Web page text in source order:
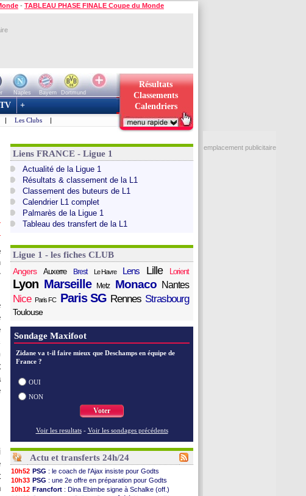
- TABLEAU PHASE FINALE Coupe du Monde
Naples Bayern
Dortmund
Résultats
Classements
Calendriers
TV +
| Les Clubs |
Liens FRANCE - Ligue 1
Actualité de la Ligue 1
Résultats & classement de la L1
Classement des buteurs de L1
Calendrier L1 complet
Palmarès de la Ligue 1
Tableau des transfert de la L1
Ligue 1 - les fiches CLUB
Angers
Auxerre Brest Le Havre Lens Lille Lorient
Lyon Marseille Metz Monaco Nantes
Nice Paris FC Paris SG Rennes Strasbourg
Toulouse
Sondage Maxifoot
Zidane va t-il faire mieux que Deschamps en équipe de
France ?
OUI
NON
Voter
Voir les resultats - Voir les sondages précédents
Actu et transferts 24h/24
10h52 PSG : le coach de l'Ajax insiste pour Godts
10h33 PSG : une 2e offre en préparation pour Godts
10h12 Francfort : Dina Ebimbe signe à Schalke (off.)
emplacement publicitaire